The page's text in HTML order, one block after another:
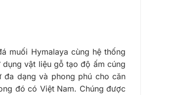
muối Hymalaya cùng hệ thống
vật liệu gỗ tạo độ ấm cúng
dạng và phong phú cho căn
đó có Việt Nam. Chúng được